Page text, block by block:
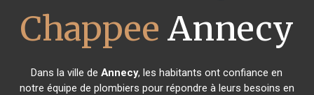
Chappee Annecy
Dans la ville deAnnecy, les habitants ont confiance en
notre équipe de plombiers pour répondre à leurs besoins en